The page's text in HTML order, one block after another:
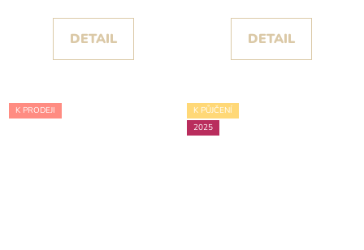
DETAIL DETAIL
K PRODEJI
K PŮJČENÍ
2025